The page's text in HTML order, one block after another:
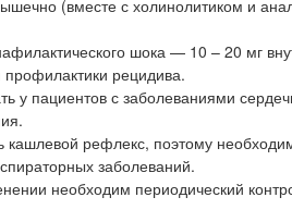
(вместе с холинолитиком и
шока — 10 – 20 мг
рецидива.
у пациентов с заболеваниями
рефлекс, поэтому
заболеваний.
необходим периодический